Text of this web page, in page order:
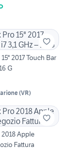
2017 Touch Bar
G
(VR)
Apple
Fattura